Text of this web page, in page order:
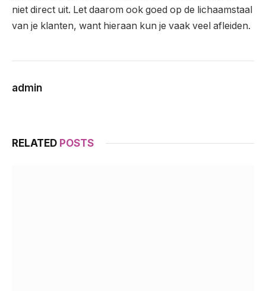
niet direct uit. Let daarom ook goed op de lichaamstaal
van je klanten, want hieraan kun je vaak veel afleiden.
admin
RELATED POSTS